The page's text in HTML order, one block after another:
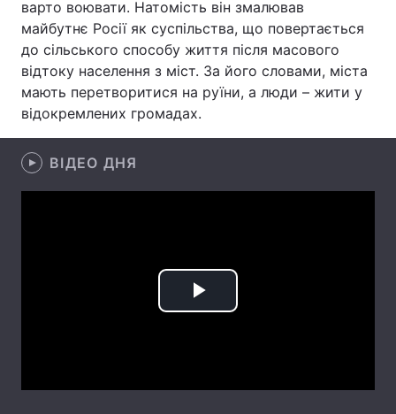
Інтерв'ю Думки
Контакти
Послуги
варто воювати. Натомість він змалював
майбутнє Росії як суспільства, що повертається
до сільського способу життя після масового
відтоку населення з міст. За його словами, міста
мають перетворитися на руїни, а люди – жити у
відокремлених громадах.
ВІДЕО ДНЯ
Play